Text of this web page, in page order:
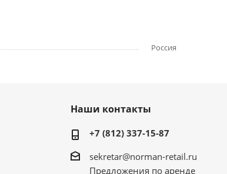
Россия
Наши контакты
+7 (812) 337-15-87
sekretar@norman-retail.ru
Предложения по аренде